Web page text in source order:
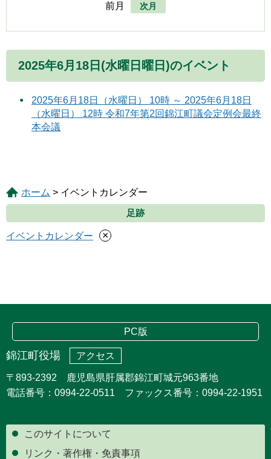
前月 次月
2025年6月18日(水曜日曜日)のイベント
2025年6月18日（水曜日） 10時 ～ 2025年6月18日
（水曜日） 12時 令和7年第2回錦江町議会定例会最終
本会議
ホーム > イベントカレンダー
足跡
イベントカレンダー ×
PC版
錦江町役場 アクセス
〒893-2392 鹿児島県肝属郡錦江町城元963番地
電話番号：0994-22-0511 ファックス番号：0994-22-1951
このサイトについて
リンク・著作権・免責事項